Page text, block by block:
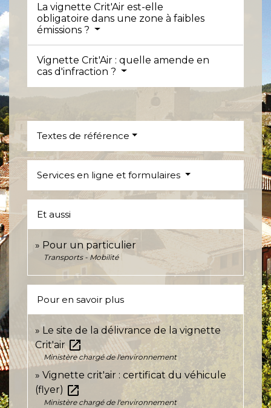
La vignette Crit'Air est-elle
obligatoire dans une zone à faibles
émissions ?
Vignette Crit'Air : quelle amende en
cas d'infraction ?
Textes de référence
Services en ligne et formulaires
Et aussi
Pour un particulier
Transports - Mobilité
Pour en savoir plus
Le site de la délivrance de la vignette
Crit'air open_in_new
Ministère chargé de l'environnement
Vignette crit'air : certificat du véhicule
(flyer) open_in_new
Ministère chargé de l'environnement